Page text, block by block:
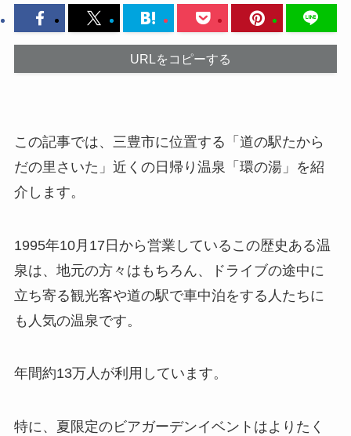
URLをコピーする
この記事では、三豊市に位置する「道の駅たから
だの里さいた」近くの日帰り温泉「環の湯」を紹
介します。
1995年10月17日から営業しているこの歴史ある温
泉は、地元の方々はもちろん、ドライブの途中に
立ち寄る観光客や道の駅で車中泊をする人たちに
も人気の温泉です。
年間約13万人が利用しています。
特に、夏限定のビアガーデンイベントはよりたく